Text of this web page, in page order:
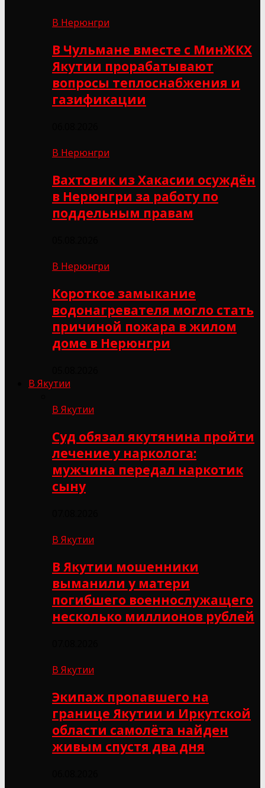
В Нерюнгри
В Чульмане вместе с МинЖКХ
Якутии прорабатывают
вопросы теплоснабжения и
газификации
В Нерюнгри
Вахтовик из Хакасии осуждён
в Нерюнгри за работу по
поддельным правам
В Нерюнгри
Короткое замыкание
водонагревателя могло стать
причиной пожара в жилом
доме в Нерюнгри
В Якутии
В Якутии
Суд обязал якутянина пройти
лечение у нарколога:
мужчина передал наркотик
сыну
В Якутии
В Якутии мошенники
выманили у матери
погибшего военнослужащего
несколько миллионов рублей
В Якутии
Экипаж пропавшего на
границе Якутии и Иркутской
области самолёта найден
живым спустя два дня